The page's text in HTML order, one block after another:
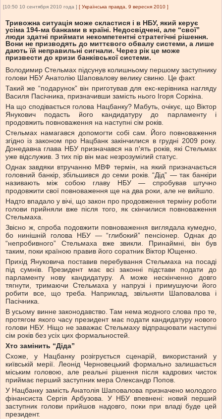
[10:50 10 сентября 2010 года ] [ Українська правда, 9 вересня 2010 ]
Тривожна ситуація може скластися і в НБУ, який керує
усіма 194-ма банками в країні. Недосвідчені, але “свої”
люди здатні приймати некомпетентні стратегічні рішення.
Вони не призводять до миттєвого обвалу системи, а лише
дають їй неправильні сигнали. Через рік це може
призвести до кризи банківської системи.
Володимир Стельмах підсунув колишньому першому заступнику
голови НБУ Анатолію Шаповалову велику свиню. Це факт.
Такий же “подарунок” він приготував для екс-керівника нагляду
Василя Пасічника, призначивши замість нього Ігоря Соркіна.
На що сподівається голова Нацбанку? Мабуть, очікує, що Віктор
Янукович подасть його кандидатуру до парламенту і
продовжить повноваження на наступні сім років.
Стельмах намагався допомогти собі сам. Його повноваження
згідно із законом про Нацбанк закінчилися в грудні 2009 року.
Донедавна глава НБУ призначався на п'ять років, які Стельмах
уже відслужив. З тих пір він має незрозумілий статус.
Однак завдяки втручанню МВФ термін, на який призначається
головний банкір, збільшився до семи років. “Дід” — так банкіри
називають між собою главу НБУ — спробував штучно
продовжити свої повноваження ще на два роки, але не вийшло.
Надто впадало у вічі, що закон про продовження терміну роботи
голови прийняли вже після того, як скінчилися повноваження
Стельмаха.
Звісно ж, спроба подовжити повноваження виглядала кумедно,
бо нинішній голова НБУ — “глибокий” пенсіонер. Однак до
“непробивного” Стельмаха вже звикли. Принаймні, він був
таким, поки країною правив його соратник Віктор Ющенко.
Прихід Януковича поставив перебування Стельмаха на посаді
під сумнів. Президент має всі законні підстави подати до
парламенту нову кандидатуру. А може нескінченно довго
тягнути, тримаючи Стельмаха у напрузі і примушуючи його
робити все, що треба. Наприклад, звільняти Шаповалова і
Пасічника.
В усьому винне законодавство. Там нема жодного слова про те,
протягом якого часу президент має подати кандидатуру нового
голови НБУ. Ніщо не заважає Стельмаху відпрацювати наступні
сім років без усіх цих формальностей.
Хто замінить “Діда”
Схоже, у Нацбанку розігрується сценарій, використаний у
київській мерії. Леонід Черновецький формально залишається
міським головою, але реальні рішення після кадрових чисток
приймає перший заступник мера Олександр Попов.
У Нацбанку замість Анатолія Шаповалова призначено молодого
фінансиста Сергія Арбузова. У НБУ впевнені: новий перший
заступник голови прийшов надовго, поки при владі буде цей
президент.